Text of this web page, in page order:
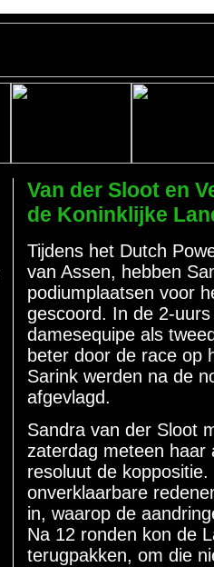
Van der Sloot en
de Koninklijke
Tijdens het Dutch
van Assen, hebben
podiumplaatsen voor
gescoord. In de 2-
damesequipe als
beter door de race op
Sarink werden na de
afgevlagd.
Sandra van der Sloot
zaterdag meteen haar
resoluut de
onverklaarbare
in, waarop de
Na 12 ronden kon de
terugpakken, om die